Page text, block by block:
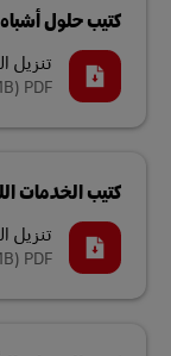
كتيب حلول
تنزيل
PDF
كتيب الخدمات
تنزيل
PDF